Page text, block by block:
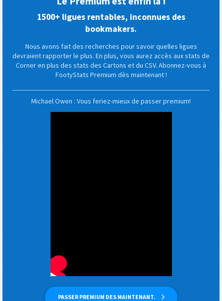
1500+ ligues rentables, inconnues des
bookmakers.
Nous avons fait des recherches pour savoir quelles ligues
devraient rapporter le plus. En plus, vous aurez accès aux stats de
Corner en plus des stats des Cartons et du CSV. Abonnez-vous à
FootyStats Premium dès maintenant !
PASSER PREMIUM DES MAINTENANT.
Michael Owen : Vous feriez-mieux de passer premium!